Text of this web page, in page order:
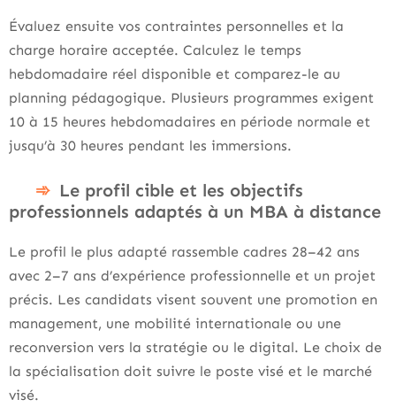
Évaluez ensuite vos contraintes personnelles et la
charge horaire acceptée. Calculez le temps
hebdomadaire réel disponible et comparez-le au
planning pédagogique. Plusieurs programmes exigent
10 à 15 heures hebdomadaires en période normale et
jusqu’à 30 heures pendant les immersions.
Le profil cible et les objectifs
professionnels adaptés à un MBA à distance
Le profil le plus adapté rassemble cadres 28–42 ans
avec 2–7 ans d’expérience professionnelle et un projet
précis. Les candidats visent souvent une promotion en
management, une mobilité internationale ou une
reconversion vers la stratégie ou le digital. Le choix de
la spécialisation doit suivre le poste visé et le marché
visé.